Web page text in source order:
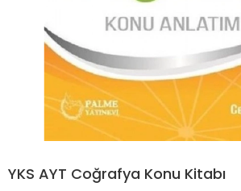
YKS AYT Coğrafya Konu Kitabı